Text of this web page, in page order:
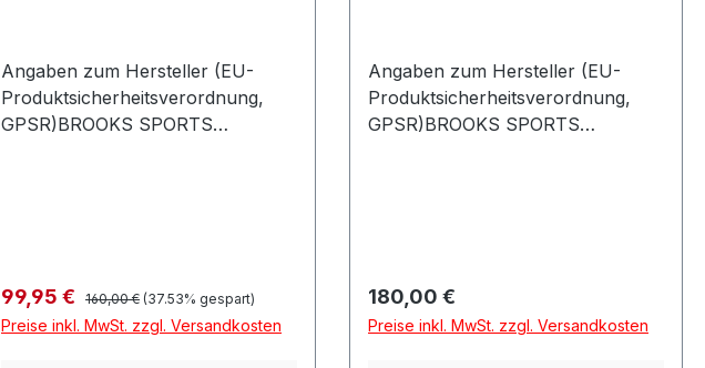
Angaben zum Hersteller (EU-
Produktsicherheitsverordnung,
GPSR)BROOKS SPORTS
Verkaufspreis:
99,95 € Regulärer Preis:
160,00 € (37.53% gespart)
Preise inkl. MwSt. zzgl. Versandkosten
Angaben zum Hersteller (EU-
Produktsicherheitsverordnung,
GPSR)BROOKS SPORTS
Regulärer Preis:
180,00 €
Preise inkl. MwSt. zzgl. Versandkosten